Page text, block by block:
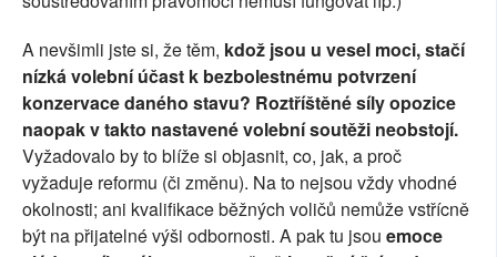
A nevšimli jste si, že těm, kdož jsou u vesel moci, stačí
nízká volební účast k bezbolestnému potvrzení
konzervace daného stavu? Roztříštěné síly opozice
naopak v takto nastavené volební soutěži neobstojí.
Vyžadovalo by to blíže si objasnit, co, jak, a proč
vyžaduje reformu (či změnu). Na to nejsou vždy vhodné
okolnosti; ani kvalifikace běžných voličů nemůže vstřícně
být na přijatelné výši odbornosti. A pak tu jsou emoce